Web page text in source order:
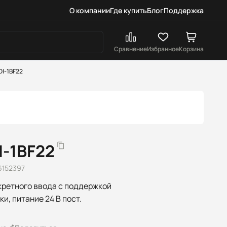
О компанииГде купитьБлогПоддержка
СравнениеИзбранноеКорзина
1BF22
1BF22
ввода с поддержкой
питание 24 В пост.